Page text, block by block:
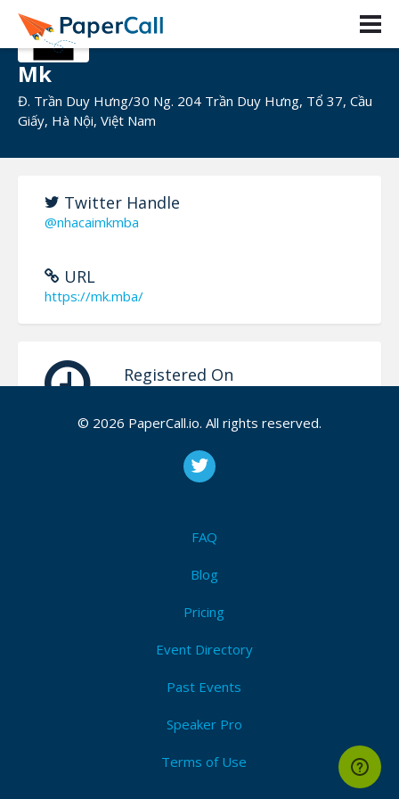
Mk
Đ. Trần Duy Hưng/30 Ng. 204 Trần Duy Hưng, Tổ 37, Cầu
Giấy, Hà Nội, Việt Nam
Twitter Handle
@nhacaimkmba
URL
https://mk.mba/
Registered On
nhiều dịch vụ cá cược uy tín hợp pháp. Với trụ sở tại
Campuchia, Ấn độ… MK mang lại niềm đam mê cá
cho tất cả người chơi tại Việt Nam. #mk #mksport
© 2026 PaperCall.io. All rights reserved.
FAQ
Blog
Pricing
Event Directory
Past Events
Speaker Pro
Terms of Use